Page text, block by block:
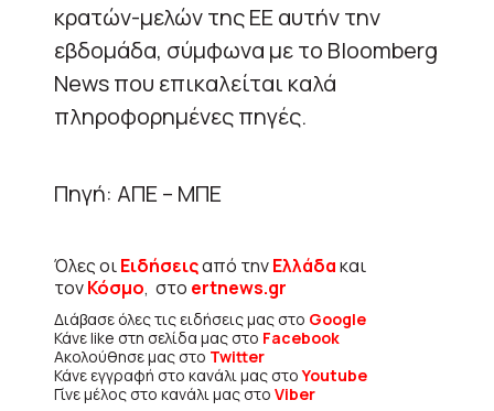
κρατών-μελών της ΕΕ αυτήν την
εβδομάδα, σύμφωνα με το Bloomberg
News που επικαλείται καλά
πληροφορημένες πηγές.
Πηγή: ΑΠΕ – ΜΠΕ
Όλες οιΕιδήσειςαπό τηνΕλλάδακαι
τονΚόσμο, στο ertnews.gr
Διάβασε όλες τις ειδήσεις μας στο Google
Κάνε like στη σελίδα μας στο Facebook
Ακολούθησε μας στο Twitter
Κάνε εγγραφή στο κανάλι μας στοYoutube
Γίνε μέλος στο κανάλι μας στο Viber